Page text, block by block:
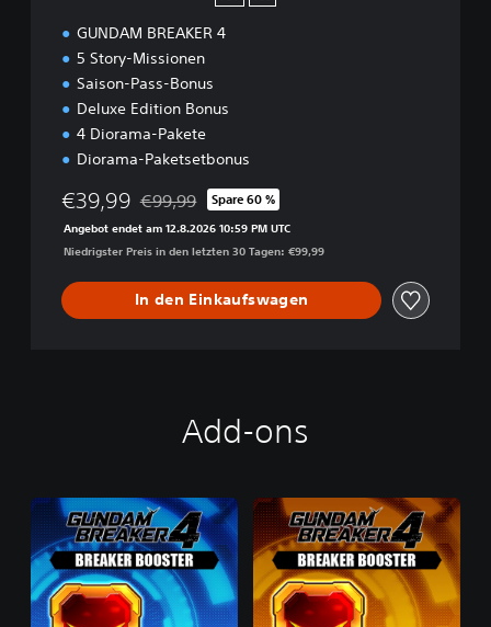
GUNDAM BREAKER 4
5 Story-Missionen
Saison-Pass-Bonus
Deluxe Edition Bonus
4 Diorama-Pakete
Diorama-Paketsetbonus
€39,99 Preisnachlass gegenüber dem Originalpreis von
€99,99 Spare 60 %
Angebot endet am 12.8.2026 10:59 PM UTC
Niedrigster Preis in den letzten 30 Tagen: €99,99
In den Einkaufswagen
Add-ons